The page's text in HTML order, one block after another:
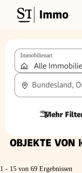
Immo
Immobilienart
Bundesland,
Mehr
OBJEKTE VON
1 - 15 von 69 Ergebnissen